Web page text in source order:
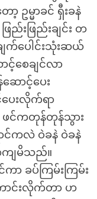
ဥမ္မာခင် ရှီးခနဲ
ည်းဖြည်းချင်း တ
က်ပေါင်းသုံးဆယ်
င့်စေချင်လာ
ောင့်ပေး
းလိုက်ရာ
ဖင်ကတုန်တုန်သွား
င်ကလဲ ဝဲခနဲ ဝဲခနဲ
ျမိသည်။
ခပ်ကြမ်းကြမ်း
ာင်းလိုက်တာ ဟ